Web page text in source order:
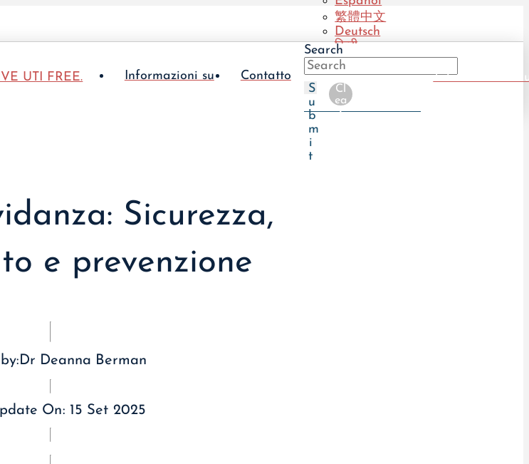
繁體中文
Deutsch
हिन्दी
Português
(BR)
Português
(PT)
Informazioni su Contatto
Search
S
u
b
m
i
t
Cl
ea
r
Take The UTI
Sicurezza,
e prevenzione
Dr Deanna Berman
On: 15 Set 2025